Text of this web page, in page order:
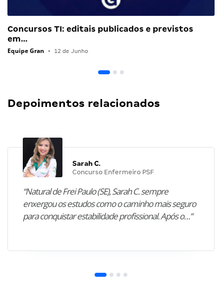
Concursos TI: editais publicados e previstos
em…
Equipe Gran • 12 de Junho
Depoimentos relacionados
Sarah C.
Concurso Enfermeiro PSF
“Natural de Frei Paulo (SE), Sarah C. sempre
enxergou os estudos como o caminho mais seguro
para conquistar estabilidade profissional. Após o…”